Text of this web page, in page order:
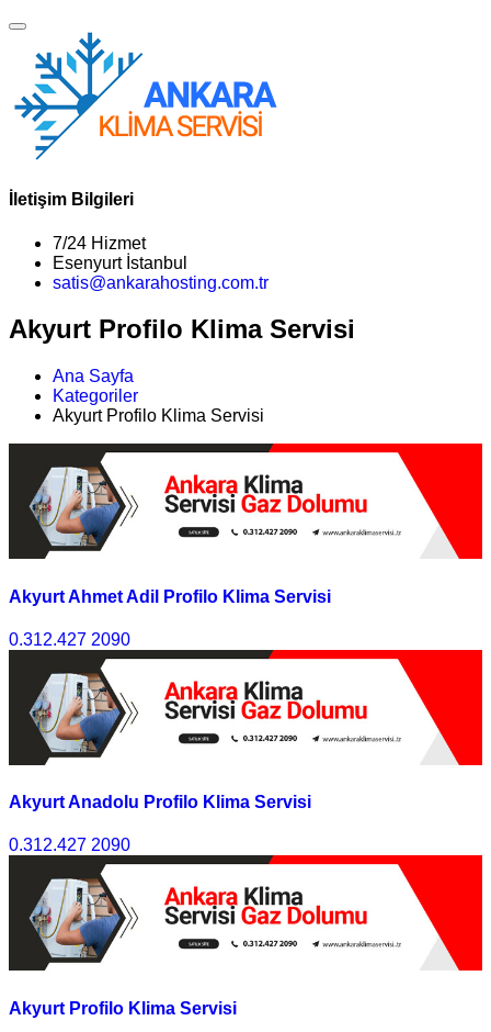
İletişim Bilgileri
7/24 Hizmet
Esenyurt İstanbul
satis@ankarahosting.com.tr
Akyurt Profilo Klima Servisi
Ana Sayfa
Kategoriler
Akyurt Profilo Klima Servisi
Akyurt Ahmet Adil Profilo Klima Servisi
0.312.427 2090
Akyurt Anadolu Profilo Klima Servisi
0.312.427 2090
Akyurt Profilo Klima Servisi